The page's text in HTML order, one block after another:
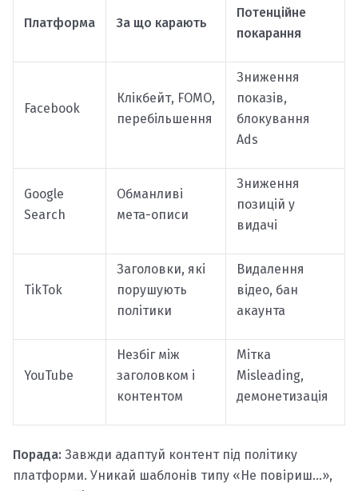
Платформа За що карають
Потенційне
покарання
Facebook
Клікбейт, FOMO,
перебільшення
Зниження
показів,
блокування
Ads
Google
Search
Обманливі
мета-описи
Зниження
позицій у
видачі
TikTok
Заголовки, які
порушують
політики
Видалення
відео, бан
акаунта
YouTube
Незбіг між
заголовком і
контентом
Мітка
Misleading,
демонетизація
Порада: Завжди адаптуй контент під політику
платформи. Уникай шаблонів типу «Не повіриш…»,